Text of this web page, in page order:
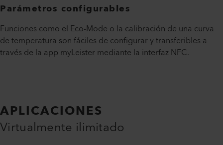
Parámetros configurables
Funciones como el Eco-Mode o la calibración de una curva
de temperatura son fáciles de configurar y transferibles a
través de la app myLeister mediante la interfaz NFC.
APLICACIONES
Virtualmente ilimitado